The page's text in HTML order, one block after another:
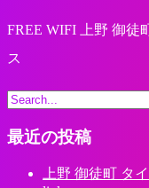
FREE WIFI 上野 御徒
ス
最近の投稿
上野 御徒町 タ